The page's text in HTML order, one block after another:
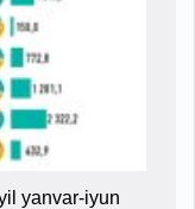
yanvar-iyun